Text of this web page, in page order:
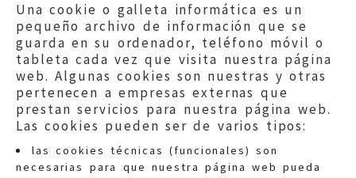
Una cookie o galleta informática es un
pequeño archivo de información que se
guarda en su ordenador, teléfono móvil o
tableta cada vez que visita nuestra página
web. Algunas cookies son nuestras y otras
pertenecen a empresas externas que
prestan servicios para nuestra página web.
Las cookies pueden ser de varios tipos:
las cookies técnicas (funcionales) son
necesarias para que nuestra página web pueda